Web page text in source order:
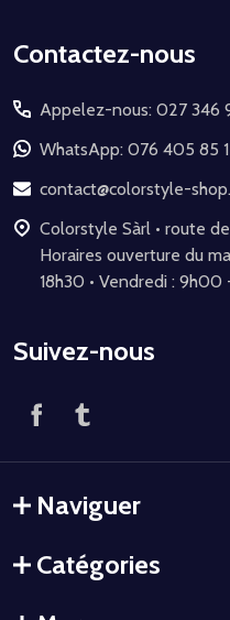
Début
pied
de
page
Contactez-nous
Appelez-nous: 027 346
WhatsApp: 076 405 85
contact@colorstyle-
Colorstyle Sàrl • route des Rottes 8 • 1964 Conthey •
Horaires ouverture du magasin : Lundi –
18h30 • Vendredi :
Suivez-nous
Naviguer
Catégories